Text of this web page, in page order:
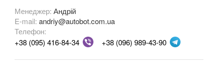
SLK-CLASS R172
Sprinter I W901-905
Менеджер: Андрій
E-mail: andriy@autobot.com.ua
Телефон:
+38 (095) 416-84-34
+38 (096) 989-43-90